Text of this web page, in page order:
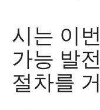
시는 이
가능 발
절차를